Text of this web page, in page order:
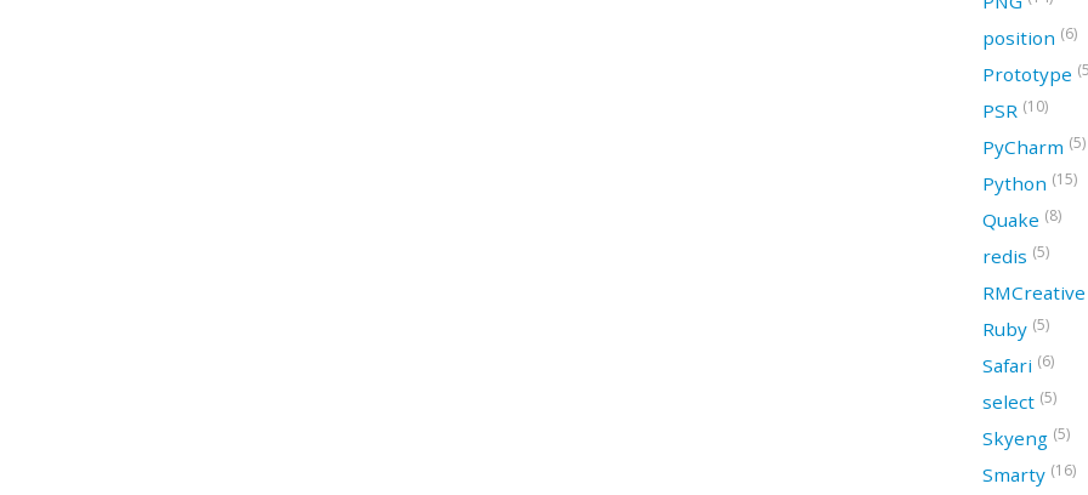
position (6)
Prototype
PSR (10)
PyCharm (5)
Python (15)
Quake (8)
redis (5)
RMCreative
Ruby (5)
Safari (6)
select (5)
Skyeng (5)
Smarty (16)